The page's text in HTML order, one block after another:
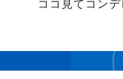
ココ見てコン